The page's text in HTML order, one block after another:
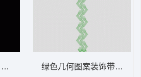
帘版带 绿色几何图案装饰带 窗帘